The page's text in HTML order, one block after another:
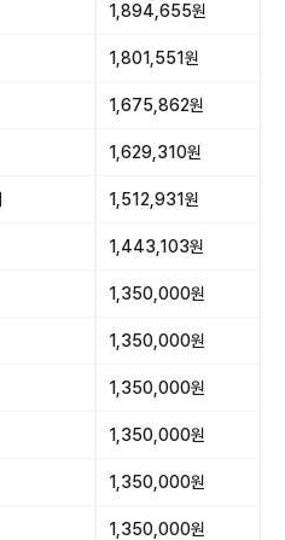
1,894,655원
1,801,551원
1,675,862원
1,629,310원
1,512,931원
1,443,103원
1,350,000원
1,350,000원
1,350,000원
1,350,000원
1,350,000원
1,350,000원